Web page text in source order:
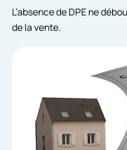
L’absence de DPE ne
de la vente.